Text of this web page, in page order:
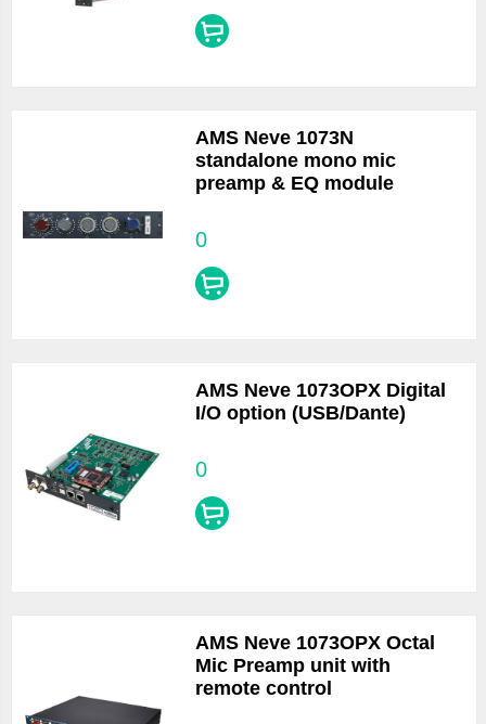
AMS Neve 1073N
standalone mono mic
preamp & EQ module
0
AMS Neve 1073OPX Digital
I/O option (USB/Dante)
0
AMS Neve 1073OPX Octal
Mic Preamp unit with
remote control